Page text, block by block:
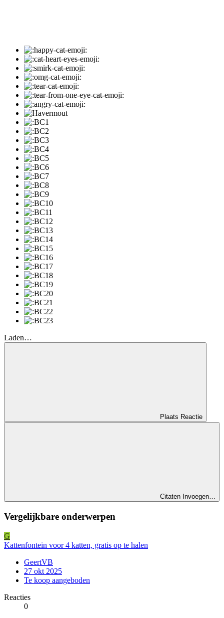
Laden…
Plaats Reactie
Citaten Invoegen…
Vergelijkbare onderwerpen
G
Kattenfontein voor 4 katten, gratis op te halen
GeertVB
27 okt 2025
Te koop aangeboden
Reacties
0